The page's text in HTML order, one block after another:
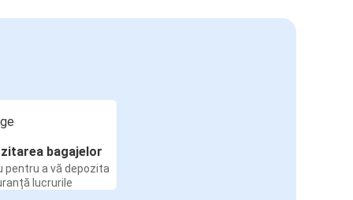
bagajelor
pentru a vă depozita
lucrurile